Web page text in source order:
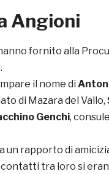
Angioni
fornito alla
il nome di
di Mazara del Vallo,
Genchi,
rapporto di
contatti tra loro si